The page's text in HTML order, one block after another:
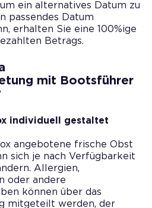
ein alternatives Datum zu
passendes Datum
erhalten Sie eine 100%ige
Betrags.
mit Bootsführer
individuell gestaltet
angebotene frische Obst
sich je nach Verfügbarkeit
Allergien,
oder andere
können über das
mitgeteilt werden, der